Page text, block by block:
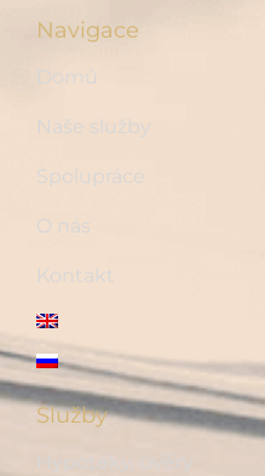
Navigace
Domů
Naše služby
Spolupráce
O nás
Kontakt
Služby
Hypotéky, úvěry